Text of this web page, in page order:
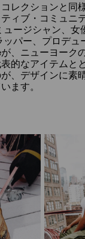
レクションと同
ィブ・コミュニ
ュージシャン、女
ッパー、プロデュ
、ニューヨーク
的なアイテムと
、デザインに素
ます。